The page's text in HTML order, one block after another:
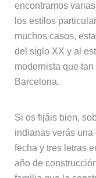
encontramos
los estilos
muchos casos,
del siglo XX y al
modernista que
Barcelona.
Si os fijáis bien,
indianas verás
fecha y tres letras
año de